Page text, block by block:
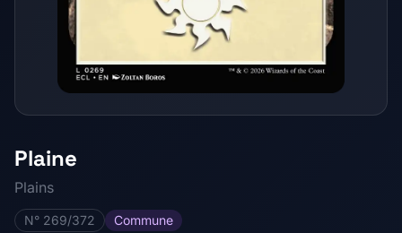
Plaine
Plains
N° 269/372 Commune